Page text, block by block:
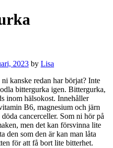
2023 by Lisa
kanske redan har börjat? Inte
bittergurka igen. Bittergurka,
inom hälsokost. Innehåller
B6, magnesium och järn
cancerceller. Som ni hör på
men det kan försvinna lite
den som den är kan man låta
för att få bort lite bitterhet.